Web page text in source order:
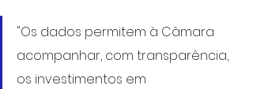
"Os dados permitem à Câmara
acompanhar, com transparência,
os investimentos em